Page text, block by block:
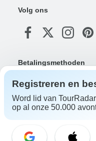
Volg ons
Betalingsmethoden
Registreren en
Word lid van
op al onze 50.000